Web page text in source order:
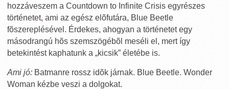
hozzáveszem a Countdown to Infinite Crisis egyrészes
történetet, ami az egész elõfutára, Blue Beetle
fõszereplésével. Érdekes, ahogyan a történetet egy
másodrangú hõs szemszögébõl meséli el, mert így
betekintést kaphatunk a „kicsik” életébe is.
Ami jó: Batmanre rossz idõk járnak. Blue Beetle. Wonder
Woman kézbe veszi a dolgokat.